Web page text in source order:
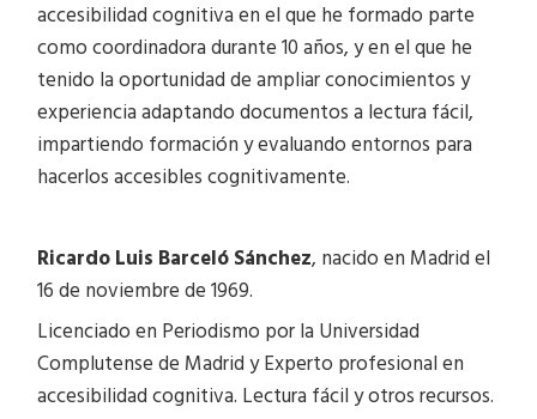
accesibilidad cognitiva en el que he formado parte
como coordinadora durante 10 años, y en el que he
tenido la oportunidad de ampliar conocimientos y
experiencia adaptando documentos a lectura fácil,
impartiendo formación y evaluando entornos para
hacerlos accesibles cognitivamente.
Ricardo Luis Barceló Sánchez, nacido en Madrid el
16 de noviembre de 1969.
Licenciado en Periodismo por la Universidad
Complutense de Madrid y Experto profesional en
accesibilidad cognitiva. Lectura fácil y otros recursos.